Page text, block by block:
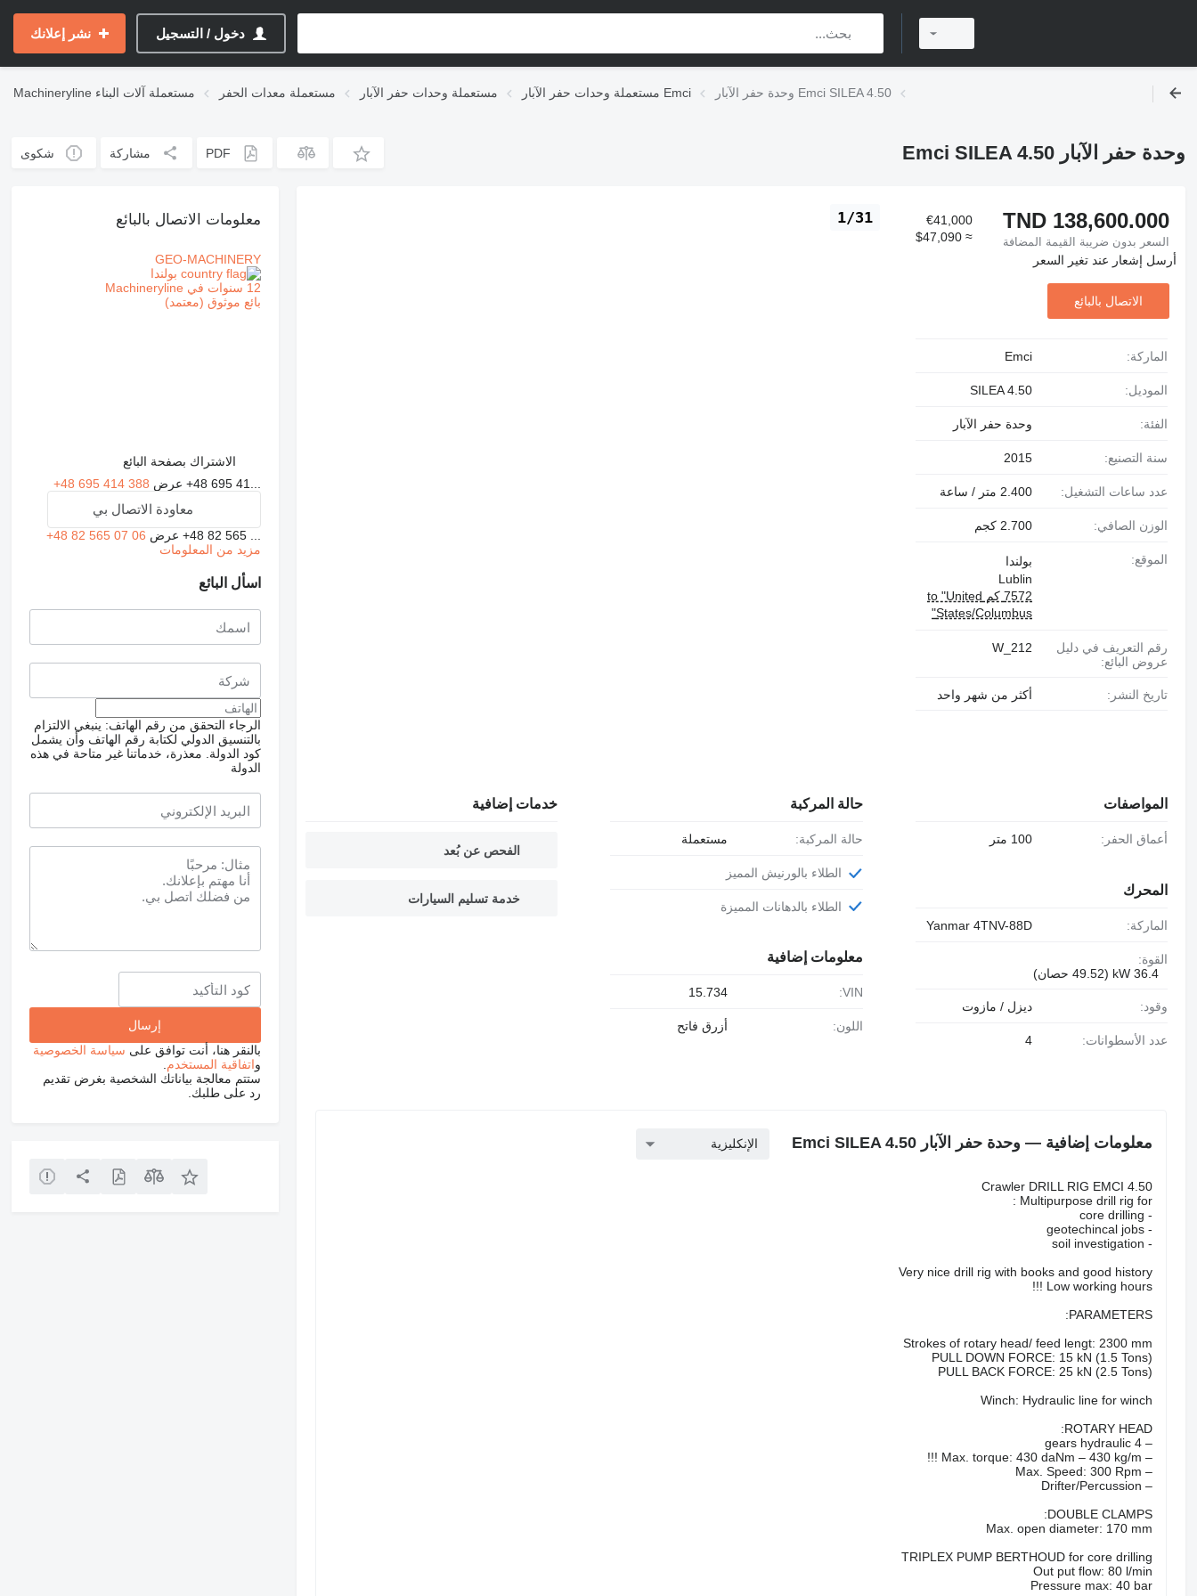
دخول / التسجيل نشر إعلانك
Machineryline مستعملة آلات البناء مستعملة معدات الحفر مستعملة وحدات حفر الآبار مستعملة وحدات حفر الآبار Emci وحدة حفر الآبار Emci SILEA 4.50
وحدة حفر الآبار Emci SILEA 4.50 PDF مشاركة شكوى
1/31 TND 138,600.000
السعر بدون ضريبة القيمة المضافة
€41,000
≈ $47,090
أرسل إشعار عند تغير السعر
الاتصال بالبائع
الماركة: Emci
الموديل: SILEA 4.50
الفئة: وحدة حفر الآبار
سنة التصنيع: 2015
عدد ساعات التشغيل: 2.400 متر / ساعة
الوزن الصافي: 2.700 كجم
الموقع:
بولندا
Lublin
7572 كم to "United
States/Columbus"
رقم التعريف في دليل
عروض البائع:
W_212
تاريخ النشر: أكثر من شهر واحد
المواصفات
أعماق الحفر: 100 متر
المحرك
الماركة: Yanmar 4TNV-88D
القوة:
36.4 kW (49.52 حصان)
وقود: ديزل / مازوت
عدد الأسطوانات: 4
حالة المركبة
حالة المركبة: مستعملة
الطلاء بالورنيش المميز
الطلاء بالدهانات المميزة
معلومات إضافية
VIN:
15.734
اللون: أزرق فاتح
خدمات إضافية
الفحص عن بُعد
خدمة تسليم السيارات
معلومات إضافية — وحدة حفر الآبار Emci SILEA 4.50 الإنكليزية
Crawler DRILL RIG EMCI 4.50
Multipurpose drill rig for :
- core drilling
- geotechincal jobs
- soil investigation
Very nice drill rig with books and good history
Low working hours !!!
PARAMETERS:
Strokes of rotary head/ feed lengt: 2300 mm
PULL DOWN FORCE: 15 kN (1.5 Tons)
PULL BACK FORCE: 25 kN (2.5 Tons)
Winch: Hydraulic line for winch
ROTARY HEAD:
– 4 gears hydraulic
– Max. torque: 430 daNm – 430 kg/m !!!
– Max. Speed: 300 Rpm
– Drifter/Percussion
DOUBLE CLAMPS:
Max. open diameter: 170 mm
TRIPLEX PUMP BERTHOUD for core drilling
Out put flow: 80 l/min
Pressure max: 40 bar
معلومات الاتصال بالبائع
GEO-MACHINERY
بولندا
12 سنوات في Machineryline
بائع موثوق (معتمد)
الاشتراك بصفحة البائع
+48 695 41... عرض +48 695 414 388
معاودة الاتصال بي
+48 82 565 ... عرض +48 82 565 07 06
مزيد من المعلومات
اسأل البائع
الرجاء التحقق من رقم الهاتف: ينبغي الالتزام
بالتنسيق الدولي لكتابة رقم الهاتف وأن يشمل
كود الدولة.
معذرة، خدماتنا غير متاحة في هذه
الدولة
بالنقر هنا، أنت توافق على سياسة الخصوصية
واتفاقية المستخدم
ستتم معالجة بياناتك الشخصية بغرض تقديم
رد على طلبك.